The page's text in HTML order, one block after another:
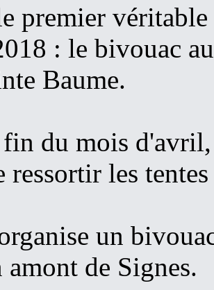
premier
: le bivouac
Baume.
fin du mois
ressortir les
un
amont de Signes.